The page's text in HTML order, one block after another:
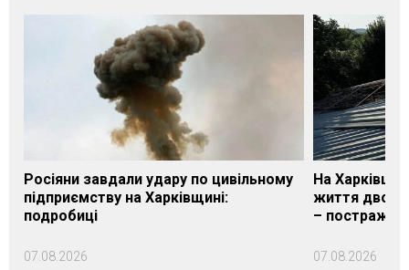
Росіяни завдали удару по цивільному
підприємству на Харківщині:
подробиці
07.08.2026
На
життя двох
–
07.08.2026